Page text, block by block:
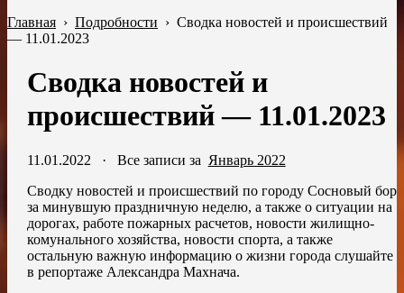
Главная › Подробности › Сводка новостей и происшествий
— 11.01.2023
Сводка новостей и
происшествий — 11.01.2023
11.01.2022 · Все записи за Январь 2022
Сводку новостей и происшествий по городу Сосновый бор
за минувшую праздничную неделю, а также о ситуации на
дорогах, работе пожарных расчетов, новости жилищно-
комунального хозяйства, новости спорта, а также
остальную важную информацию о жизни города слушайте
в репортаже Александра Махнача.